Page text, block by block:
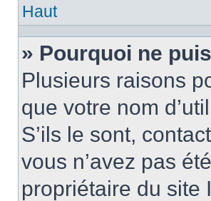
Haut
» Pourquoi ne
Plusieurs raisons
que votre nom
S’ils le sont,
vous n’avez pas
propriétaire du site